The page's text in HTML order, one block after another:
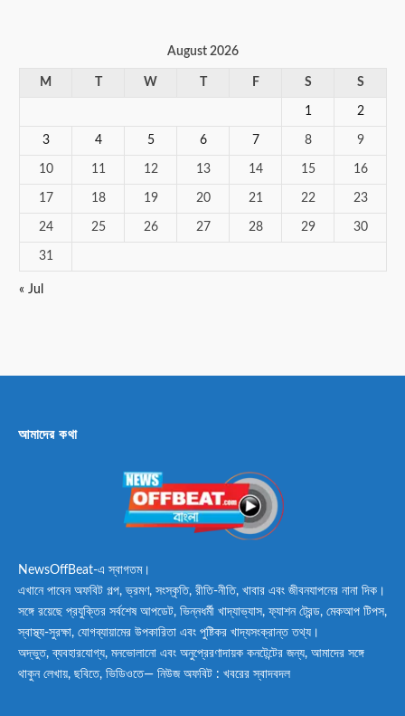
August 2026
M W F S S
1 2
3 4 5 6 7 8 9
10 11 12 13 14 15 16
17 18 19 20 21 22 23
24 25 26 27 28 29 30
31
« Jul
আমাদের কথা
NewsOffBeat-এ স্বাগতম।
এখানে পাবেন অফবিট গল্প, ভ্রমণ, সংস্কৃতি, রীতি-নীতি, খাবার এবং জীবনযাপনের নানা দিক।
সঙ্গে রয়েছে প্রযুক্তির সর্বশেষ আপডেট, ভিন্নধর্মী খাদ্যাভ্যাস, ফ্যাশন ট্রেন্ড, মেকআপ টিপস,
স্বাস্থ্য-সুরক্ষা, যোগব্যায়ামের উপকারিতা এবং পুষ্টিকর খাদ্যসংক্রান্ত তথ্য।
অদ্ভুত, ব্যবহারযোগ্য, মনভোলানো এবং অনুপ্রেরণাদায়ক কনটেন্টের জন্য, আমাদের সঙ্গে
থাকুন লেখায়, ছবিতে, ভিডিওতে— নিউজ অফবিট : খবরের স্বাদবদল